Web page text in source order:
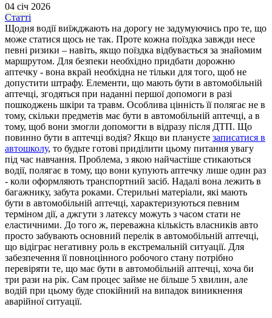
04 січ 2026
Статті
Щодня водії виїжджають на дорогу не задумуючись про те, що
може статися щось не так. Проте кожна поїздка завжди несе
певні ризики – навіть, якщо поїздка відбувається за знайомим
маршрутом. Для безпеки необхідно придбати дорожню
аптечку - вона вкрай необхідна не тільки для того, щоб не
допустити штрафу. Елементи, що мають бути в автомобільній
аптечці, згодяться при наданні першої допомоги в разі
пошкоджень шкіри та травм. Особлива цінність її полягає не в
тому, скільки предметів має бути в автомобільній аптечці, а в
тому, щоб вони змогли допомогти в відразу після ДТП. Що
повинно бути в аптечці водія? Якщо ви плануєте записатися в
автошколу, то будьте готові приділити цьому питання увагу
під час навчання. Проблема, з якою найчастіше стикаються
водії, полягає в тому, що вони купують аптечку лише один раз
- коли оформляють транспортний засіб. Надалі вона лежить в
багажнику, забута роками. Стерильні матеріали, які мають
бути в автомобільній аптечці, характеризуються певним
терміном дії, а джгути з латексу можуть з часом стати не
еластичними. До того ж, переважна кількість власників авто
просто забувають основний перелік в автомобільній аптечці,
що відіграє негативну роль в екстремальній ситуації. Для
забезпечення її повноцінного робочого стану потрібно
перевіряти те, що має бути в автомобільній аптечці, хоча би
три рази на рік. Сам процес займе не більше 5 хвилин, але
водій при цьому буде спокійний на випадок виникнення
аварійної ситуації.